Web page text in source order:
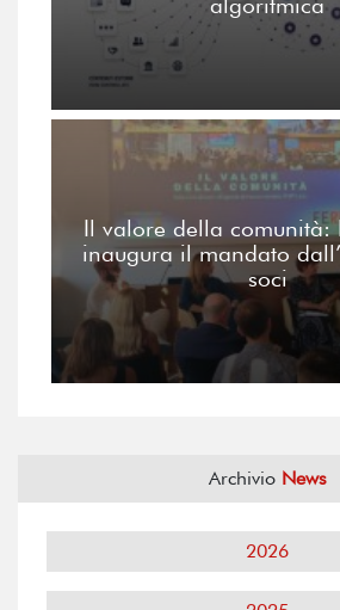
Il valore della comunità:
inaugura il mandato
soci
Archivio News
2026